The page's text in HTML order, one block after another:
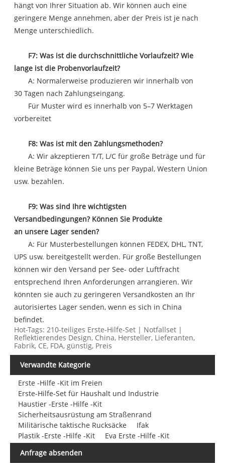
hängt von Ihrer Situation ab. Wir können auch eine
geringere Menge annehmen, aber der Preis ist je nach
Menge unterschiedlich.
F7: Was ist die durchschnittliche Vorlaufzeit? Wie
lange ist die Probenvorlaufzeit?
A: Normalerweise produzieren wir innerhalb von
30 Tagen nach Zahlungseingang.
Für Muster wird es innerhalb von 5–7 Werktagen
vorbereitet
F8: Was ist mit den Zahlungsmethoden?
A: Wir akzeptieren T/T, L/C für große Beträge und für
kleine Beträge können Sie uns per Paypal, Western Union
usw. bezahlen.
F9: Was sind Ihre wichtigsten
Versandbedingungen? Können Sie Produkte
an unsere Lager senden?
A: Für Musterbestellungen können FEDEX, DHL, TNT,
UPS usw. bereitgestellt werden. Für große Bestellungen
können wir den Versand per See- oder Luftfracht
entsprechend Ihren Anforderungen arrangieren. Wir
könnten sie auch zu geringeren Versandkosten an Ihr
autorisiertes Lager senden, wenn es sich in China
befindet.
Hot-Tags: 210-teiliges Erste-Hilfe-Set | Notfallset |
Reflektierendes Design, China, Hersteller, Lieferanten,
Fabrik, CE, FDA, günstig, Preis
Verwandte Kategorie
Erste -Hilfe -Kit im Freien
Erste-Hilfe-Set für Haushalt und Industrie
Haustier -Erste -Hilfe -Kit
Sicherheitsausrüstung am Straßenrand
Militärische taktische Rucksäcke
Ifak
Plastik -Erste -Hilfe -Kit
Eva Erste -Hilfe -Kit
Anfrage absenden